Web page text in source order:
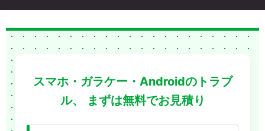
スマホ・ガラケー・Androidのトラブ
ル、
まずは無料でお見積り